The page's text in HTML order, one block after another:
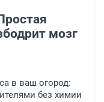
мозг
в ваш огород:
без химии